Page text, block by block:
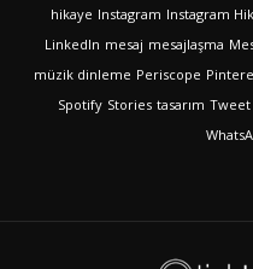
hikaye Instagram Instagram
LinkedIn mesaj mesajlaşma
müzik dinleme Periscope
Spotify Stories tasarım Tweet